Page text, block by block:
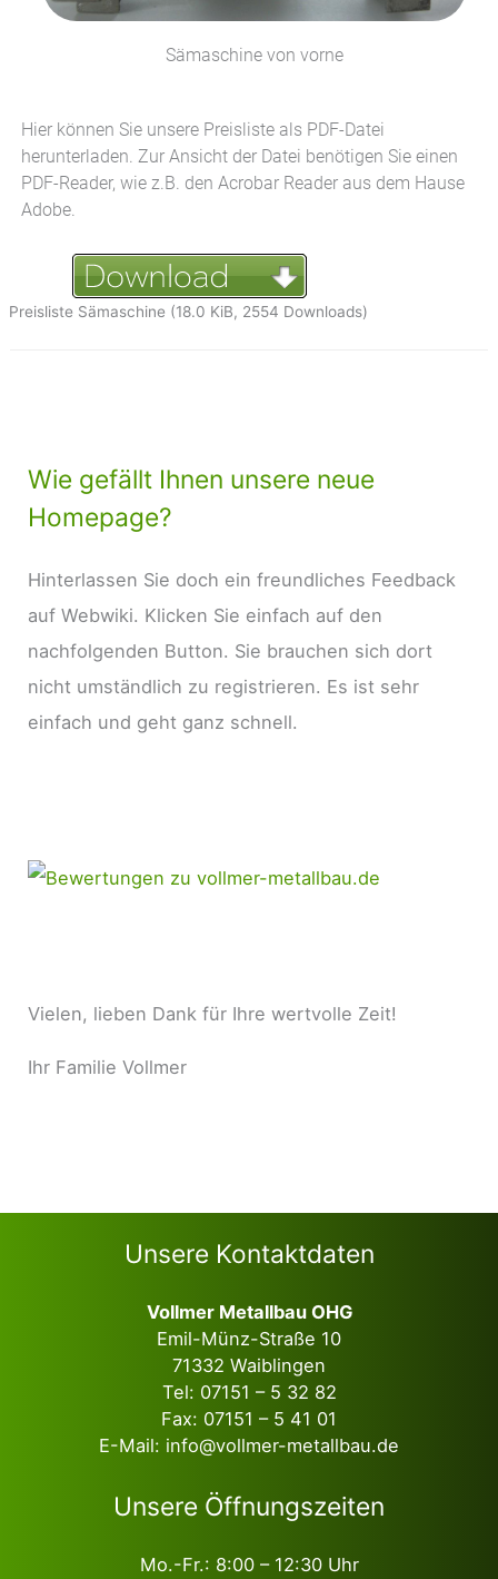
Sämaschine von vorne
Hier können Sie unsere Preisliste als PDF-Datei
herunterladen. Zur Ansicht der Datei benötigen Sie einen
PDF-Reader, wie z.B. den Acrobar Reader aus dem Hause
Adobe.
Preisliste Sämaschine (18.0 KiB, 2554 Downloads)
Wie gefällt Ihnen unsere neue
Homepage?
Hinterlassen Sie doch ein freundliches Feedback
auf Webwiki. Klicken Sie einfach auf den
nachfolgenden Button. Sie brauchen sich dort
nicht umständlich zu registrieren. Es ist sehr
einfach und geht ganz schnell.
Vielen, lieben Dank für Ihre wertvolle Zeit!
Ihr Familie Vollmer
Unsere Kontaktdaten
Vollmer Metallbau OHG
Emil-Münz-Straße 10
71332 Waiblingen
Tel: 07151 – 5 32 82
Fax: 07151 – 5 41 01
E-Mail: info@vollmer-metallbau.de
Unsere Öffnungszeiten
Mo.-Fr.: 8:00 – 12:30 Uhr